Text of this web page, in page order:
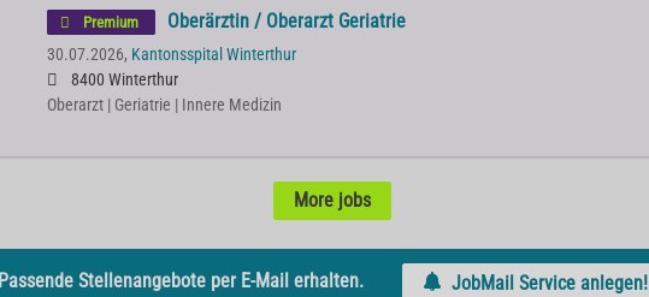
Premium Oberärztin / Oberarzt Geriatrie
30.07.2026, Kantonsspital Winterthur
8400 Winterthur
Oberarzt | Geriatrie | Innere Medizin
More jobs
Passende Stellenangebote per E-Mail erhalten. JobMail Service anlegen!